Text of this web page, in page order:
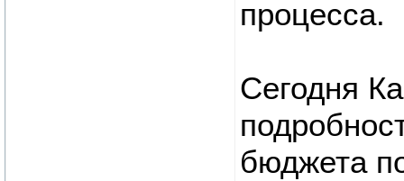
процесса.
Сегодня
бюджета